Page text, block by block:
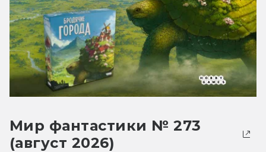
Мир фантастики № 273
(август 2026)